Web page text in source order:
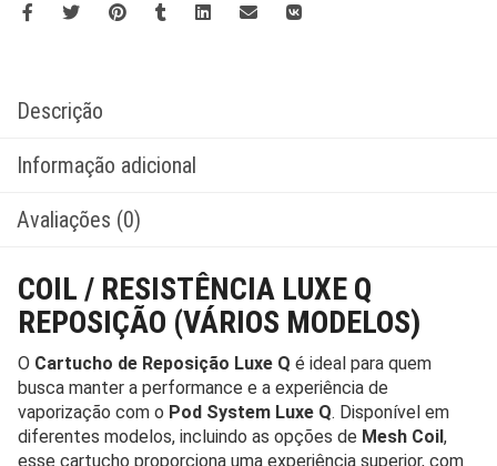
Descrição
Informação adicional
Avaliações (0)
COIL / RESISTÊNCIA LUXE Q
REPOSIÇÃO (VÁRIOS MODELOS)
O Cartucho de Reposição Luxe Q é ideal para quem
busca manter a performance e a experiência de
vaporização com o Pod System Luxe Q. Disponível em
diferentes modelos, incluindo as opções de Mesh Coil ,
esse cartucho proporciona uma experiência superior, com